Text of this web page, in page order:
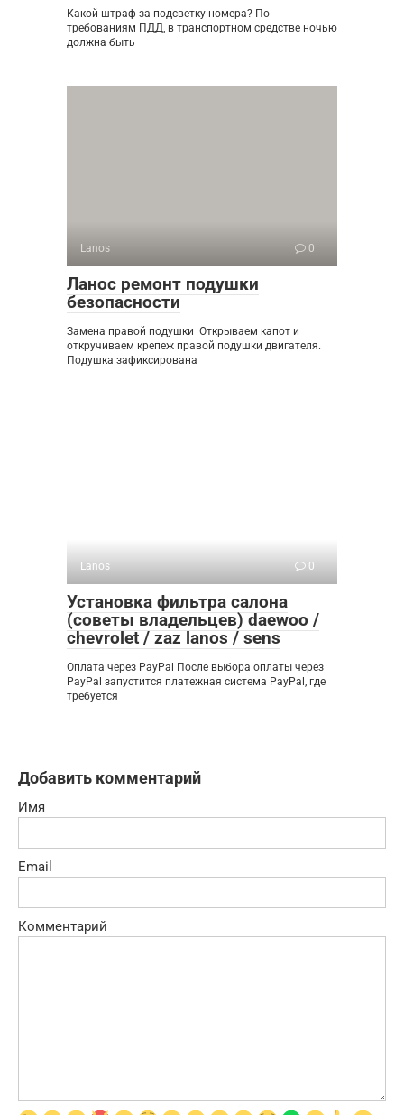
Какой штраф за подсветку номера? По
требованиям ПДД, в транспортном средстве ночью
должна быть
Lanos 0
Ланос ремонт подушки
безопасности
Замена правой подушки ​ Открываем капот и
откручиваем крепеж правой подушки двигателя.
Подушка зафиксирована
Lanos 0
Установка фильтра салона
(советы владельцев) daewoo /
chevrolet / zaz lanos / sens
Оплата через PayPal После выбора оплаты через
PayPal запустится платежная система PayPal, где
требуется
Добавить комментарий
Имя
Email
Комментарий